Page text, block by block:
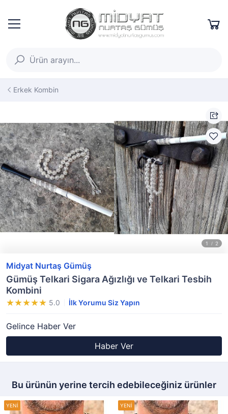
Erkek Kombin
Midyat Nurtaş Gümüş
Gümüş Telkari Sigara Ağızlığı ve Telkari Tesbih
Kombini
5.0 İlk Yorumu Siz Yapın
Gelince Haber Ver
Haber Ver
Bu ürünün yerine tercih edebileceğiniz ürünler